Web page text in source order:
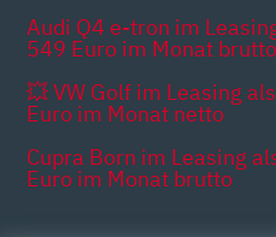
Audi Q4 e-tron im
549 Euro im Monat
💥 VW Golf im Leasing
Euro im Monat netto
Cupra Born im Leasing
Euro im Monat brutto